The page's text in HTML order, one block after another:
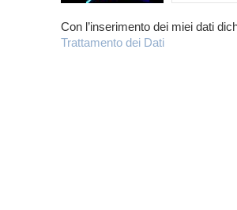
Con l’inserimento dei miei dati
Trattamento dei Dati